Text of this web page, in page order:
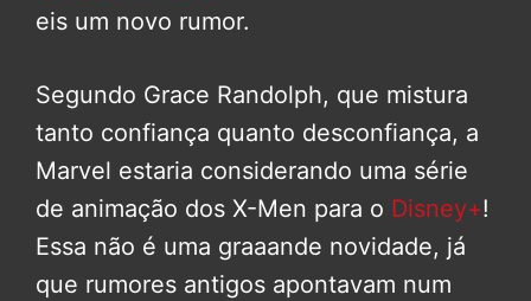
eis um novo rumor.
Segundo Grace Randolph, que mistura
tanto confiança quanto desconfiança, a
Marvel estaria considerando uma série
de animação dos X-Men para o Disney+!
Essa não é uma graaande novidade, já
que rumores antigos apontavam num